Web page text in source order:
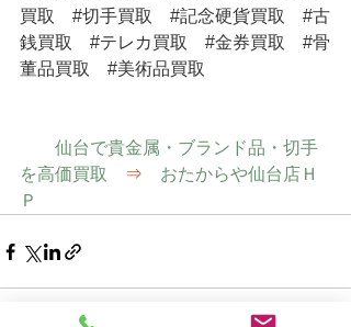
買取
#切手買取 #記念硬貨買取
#古
銭買取
#テレカ買取 #金券買取
#骨
董品買取
#美術品買取
仙台で貴金属・ブランド品・切手
を高価買取
⇒ おたからや仙台店Ｈ
Ｐ